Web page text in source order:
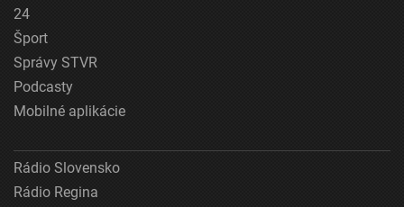
24
Šport
Správy STVR
Podcasty
Mobilné aplikácie
Rádio Slovensko
Rádio Regina